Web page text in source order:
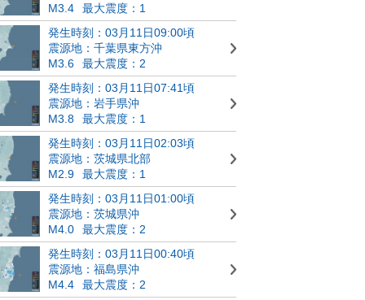
M3.4
最大震度：1
発生時刻：03月11日09:00頃
震源地：千葉県東方沖
M3.6
最大震度：2
発生時刻：03月11日07:41頃
震源地：岩手県沖
M3.8
最大震度：1
発生時刻：03月11日02:03頃
震源地：茨城県北部
M2.9
最大震度：1
発生時刻：03月11日01:00頃
震源地：茨城県沖
M4.0
最大震度：2
発生時刻：03月11日00:40頃
震源地：福島県沖
M4.4
最大震度：2